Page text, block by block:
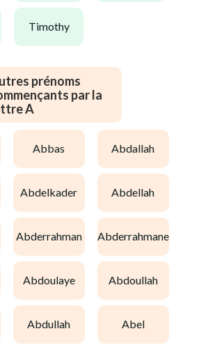
timothy
prénoms
par la
A
abbas abdallah
abdelkader abdellah
abderrahman abderrahmane
abdoulaye abdoullah
abdullah abel